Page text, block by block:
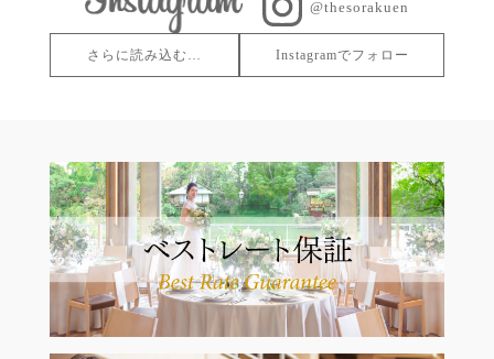
@thesorakuen
さらに読み込む… Instagramでフォロー